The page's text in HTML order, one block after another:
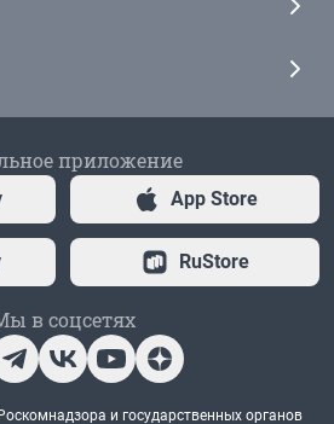
приложение
App Store
RuStore
в соцсетях
и государственных органов